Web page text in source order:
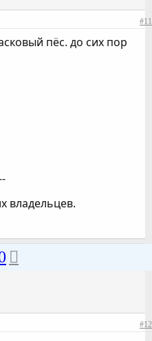
#11
пёс. до сих пор
владельцев.
#12